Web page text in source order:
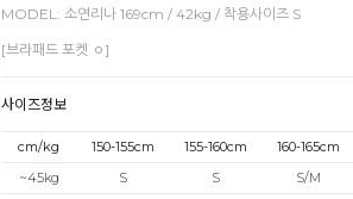
MODEL: 소연리나 169cm / 42kg / 착용사이즈 S
[브라패드 포켓 ㅇ]
사이즈정보
cm/kg 150-155cm 155-160cm 160-165cm
~45kg
S S S/M